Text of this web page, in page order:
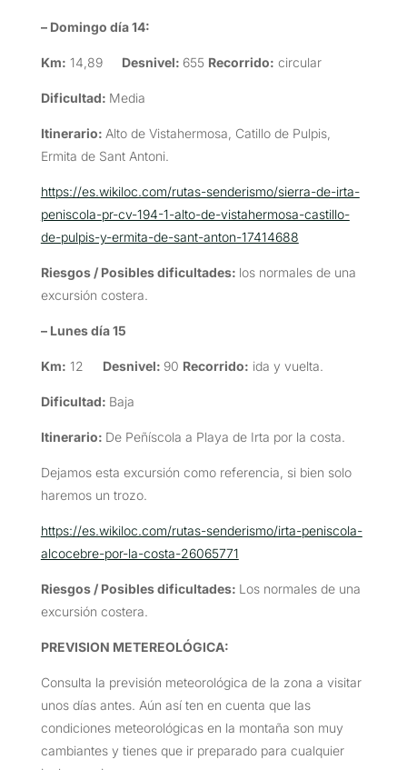
– Domingo día 14:
Km: 14,89Desnivel: 655 Recorrido: circular
Dificultad: Media
Itinerario: Alto de Vistahermosa, Catillo de Pulpis,
Ermita de Sant Antoni.
https://es.wikiloc.com/rutas-senderismo/sierra-de-irta-
peniscola-pr-cv-194-1-alto-de-vistahermosa-castillo-
de-pulpis-y-ermita-de-sant-anton-17414688
Riesgos / Posibles dificultades: los normales de una
excursión costera.
– Lunes día 15
Km: 12 Desnivel: 90 Recorrido: ida y vuelta.
Dificultad: Baja
Itinerario: De Peñíscola a Playa de Irta por la costa.
Dejamos esta excursión como referencia, si bien solo
haremos un trozo.
https://es.wikiloc.com/rutas-senderismo/irta-peniscola-
alcocebre-por-la-costa-26065771
Riesgos / Posibles dificultades: Los normales de una
excursión costera.
PREVISION METEREOLÓGICA:
Consulta la previsión meteorológica de la zona a visitar
unos días antes. Aún así ten en cuenta que las
condiciones meteorológicas en la montaña son muy
cambiantes y tienes que ir preparado para cualquier